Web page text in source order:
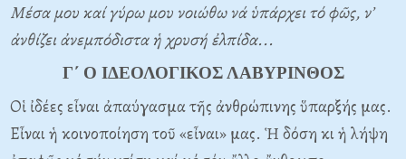
Μέσα μου καί γύρω μου νοιώθω νά ὑπάρχει τό φῶς, ν’
ἀνθίζει ἀνεμπόδιστα ἡ χρυσή ἐλπίδα...
Γ΄ Ο ΙΔΕΟΛΟΓΙΚΟΣ ΛΑΒΥΡΙΝΘΟΣ
Οἱ ἰδέες εἶναι ἀπαύγασμα τῆς ἀνθρώπινης ὕπαρξής μας.
Εἶναι ἡ κοινοποίηση τοῦ «εἶναι» μας. Ἡ δόση κι ἡ λήψη